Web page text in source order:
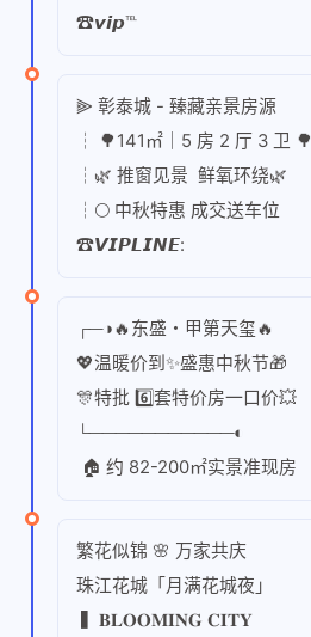
☎𝙫𝙞𝙥℡
⫸ 彰泰城 - 臻藏亲景房源
┆ 🌳141㎡｜5 房 2 厅 3 卫 🌳
┆🌿 推窗见景 鲜氧环绕🌿
┆🌕 中秋特惠 成交送车位
☎𝙑𝙄𝙋𝙇𝙄𝙉𝙀:
┌─◑🔥东盛・甲第天玺🔥
💖温暖价到✨盛惠中秋节🎁
🎊特批 6️⃣套特价房一口价💥
└───────────◐
🏠 约 82-200㎡实景准现房
繁花似锦 🌸 万家共庆
珠江花城「月满花城夜」
▍𝐁𝐋𝐎𝐎𝐌𝐈𝐍𝐆 𝐂𝐈𝐓𝐘